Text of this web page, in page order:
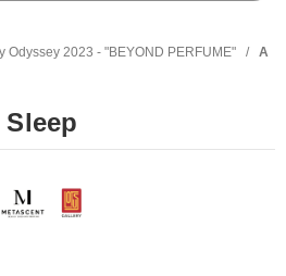
Odyssey 2023 - "BEYOND PERFUME" / A